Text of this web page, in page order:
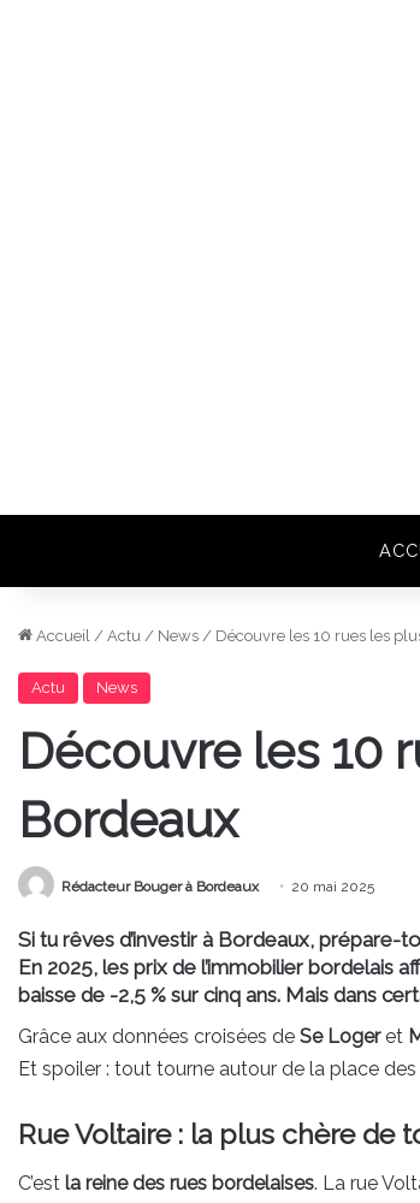
Accueil / Actu / News / Découvre les 10 rues les
Actu News
Découvre les 10
Bordeaux
Rédacteur Bouger à Bordeaux 20 mai 2025
Si tu rêves d’investir à Bordeaux,
En 2025, les prix de l’immobilier bordelais
baisse de -2,5 % sur cinq ans. Mais dans
Grâce aux données croisées de Se Logeret
Et spoiler : tout tourne autour de la place
Rue Voltaire : la plus chère de
C’est la reine des rues bordelaises. La rue